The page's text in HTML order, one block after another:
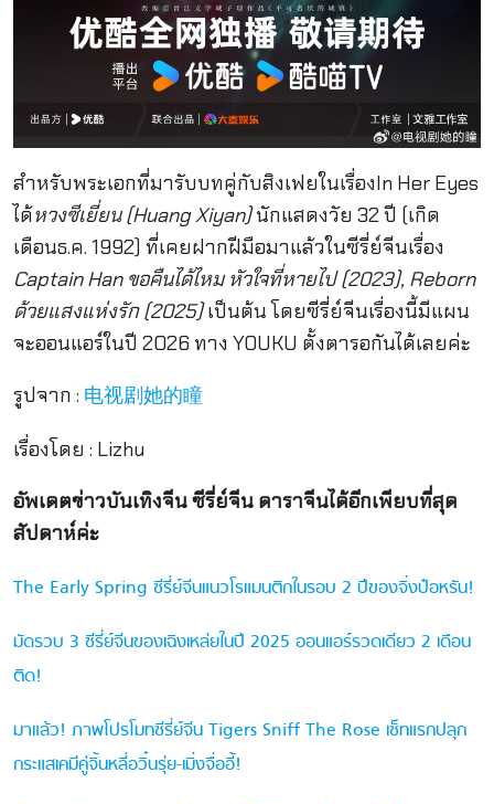
สำหรับพระเอกที่มารับบทคู่กับสิงเฟยในเรื่องIn Her Eyes
ได้หวงซีเยี่ยน (Huang Xiyan)นักแสดงวัย 32 ปี (เกิด
เดือนธ.ค. 1992) ที่เคยฝากฝีมือมาแล้วในซีรี่ย์จีนเรื่อง
Captain Han ขอคืนได้ไหม หัวใจที่หายไป (2023), Reborn
ด้วยแสงแห่งรัก (2025)เป็นต้น โดยซีรี่ย์จีนเรื่องนี้มีแผน
จะออนแอร์ในปี 2026 ทาง YOUKU ตั้งตารอกันได้เลยค่ะ
รูปจาก : 电视剧她的瞳
เรื่องโดย : Lizhu
อัพเดตข่าวบันเทิงจีน ซีรี่ย์จีน ดาราจีนได้อีกเพียบที่สุด
สัปดาห์ค่ะ
The Early Spring ซีรี่ย์จีนแนวโรแมนติกในรอบ 2 ปีของจิ่งป๋อหรัน!
มัดรวบ 3 ซีรี่ย์จีนของเฉิงเหล่ยในปี 2025 ออนแอร์รวดเดียว 2 เดือน
ติด!
มาแล้ว! ภาพโปรโมทซีรี่ย์จีน Tigers Sniff The Rose เซ็ทแรกปลุก
กระแสเคมีคู่จิ้นหลี่อวิ๋นรุ่ย-เมิ่งจื่ออี้!